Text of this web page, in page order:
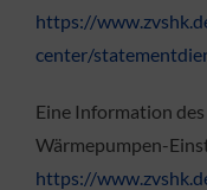
https://
center/
Eine Information
Wärmepumpen-
https://